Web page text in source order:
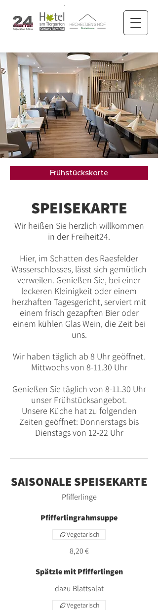
Frühstückskarte
SPEISEKARTE
Wir heißen Sie herzlich willkommen
in der Freiheit24.
Hier, im Schatten des Raesfelder
Wasserschlosses, lässt sich gemütlich
verweilen. Genießen Sie, bei einer
leckeren Kleinigkeit oder einem
herzhaften Tagesgericht, serviert mit
einem frisch gezapften Bier oder
einem kühlen Glas Wein, die Zeit bei
uns.
Wir haben täglich ab 8 Uhr geöffnet.
Mittwochs von 8-11.30 Uhr
Genießen Sie täglich von 8-11.30 Uhr
unser Frühstücksangebot.
Unsere Küche hat zu folgenden
Zeiten geöffnet: Donnerstags bis
Dienstags von 12-22 Uhr
SAISONALE SPEISEKARTE
Pfifferlinge
Pfifferlingrahmsuppe
8,20 €
Vegetarisch
Spätzle mit Pfifferlingen
dazu Blattsalat
Vegetarisch